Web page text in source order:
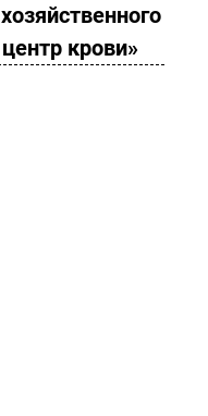
крови»
города